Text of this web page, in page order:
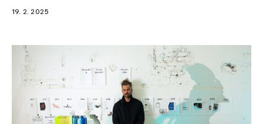
19. 2. 2025